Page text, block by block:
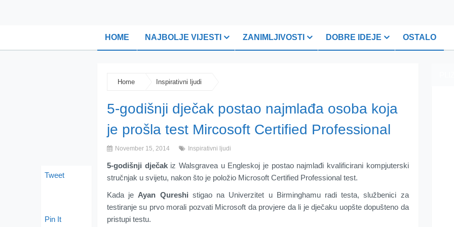
HOME NAJBOLJE VIJESTI ZANIMLJIVOSTI DOBRE IDEJE OSTALO
Home Inspirativni ljudi
5-godišnji dječak postao najmlađa osoba koja
je prošla test Mircosoft Certified Professional
November 15, 2014 Inspirativni ljudi
5-godišnji dječakiz Walsgravea u Engleskoj je postao najmlađi kvalificirani kompjuterski
stručnjak u svijetu, nakon što je položio Microsoft Certified Professional test.
Kada je Ayan Qureshi stigao na Univerzitet u Birminghamu radi testa, službenici za
testiranje su prvo morali pozvati Microsoft da provjere da li je dječaku uopšte dopušteno da
pristupi testu.
Tweet
Pin It